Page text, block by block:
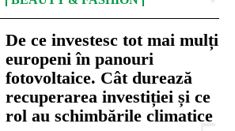
De ce investesc tot mai mulți
europeni în panouri
fotovoltaice. Cât durează
recuperarea investiției și ce
rol au schimbările climatice